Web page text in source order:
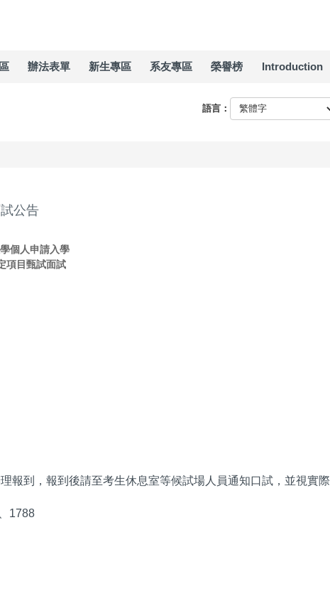
辦法表單 新生專區 系友專區 榮譽榜 Introduction
語言：
公告
個人申請入學
項目甄試面試
報到，報到後請至考生休息室等候試場人員通知口試，並視實際
1788